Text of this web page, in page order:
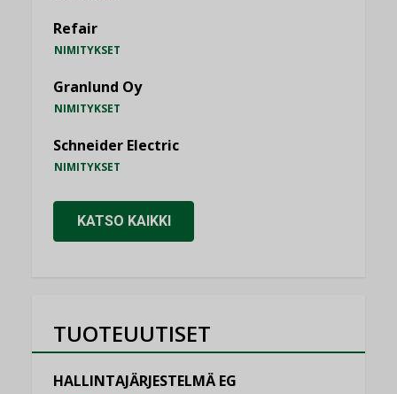
Refair
NIMITYKSET
Granlund Oy
NIMITYKSET
Schneider Electric
NIMITYKSET
KATSO KAIKKI
TUOTEUUTISET
HALLINTAJÄRJESTELMÄ EG